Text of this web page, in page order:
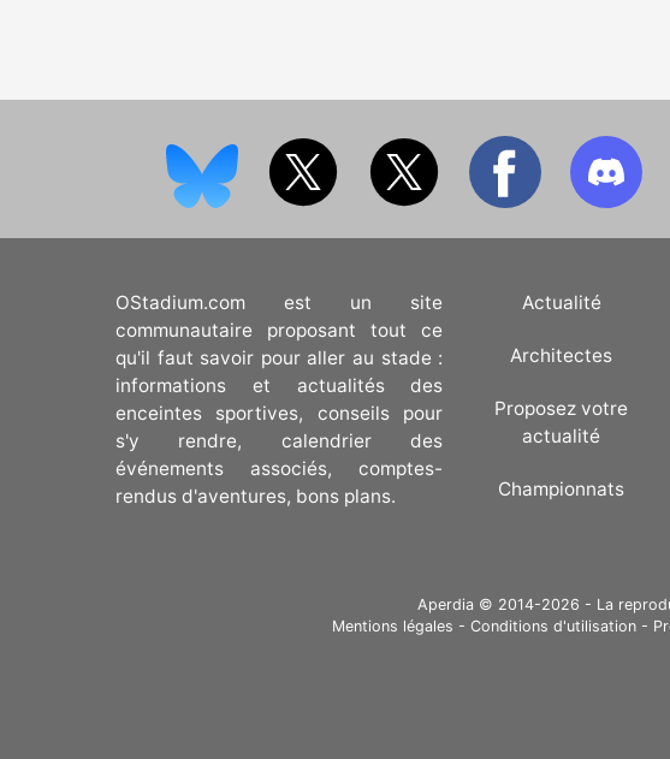
OStadium.com est un site
communautaire proposant tout ce
qu'il faut savoir pour aller au stade :
informations et actualités des
enceintes sportives, conseils pour
s'y rendre, calendrier des
événements associés, comptes-
rendus d'aventures, bons plans.
Actualité
Architectes
Proposez votre
actualité
Championnats
Aperdia © 2014-2026 - La
Mentions légales - Conditions d'utilisation -